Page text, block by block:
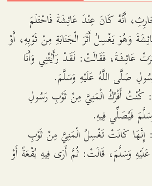
أَنَّهُ كَانَ عِنْدَ عَائِشَةَ فَاحْتَلَمَ
وَهُوَ يَغْسِلُ أَثَرَ الْجَنَابَةِ مِنْ ثَوْبِهِ، أَوْ
عَائِشَةَ، فَقَالَتْ: لَقَدْ رَأَيْتُنِي وَأَنَا
صَلَّى اللَّهُ عَلَيْهِ وَسَلَّمَ.
أَفْرُكُ الْمَنِيَّ مِنْ ثَوْبِ رَسُولِ
فَيُصَلِّي فِيهِ.
كَانَتْ تَغْسِلُ الْمَنِيَّ مِنْ ثَوْبِ
وَسَلَّمَ، قَالَتْ: ثُمَّ أَرَى فِيهِ بُقْعَةً أَوْ